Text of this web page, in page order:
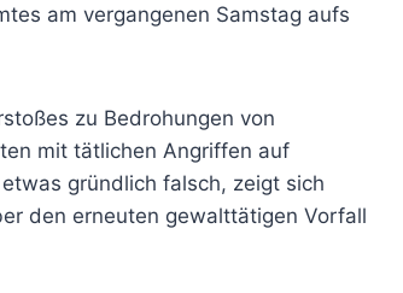
am vergangenen Samstag aufs
zu Bedrohungen von
mit tätlichen Angriffen auf
gründlich falsch, zeigt sich
den erneuten gewalttätigen Vorfall